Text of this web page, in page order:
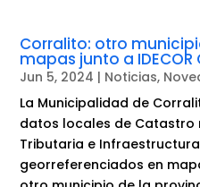
Corralito: otro
mapas junto a
Jun 5, 2024 | Noticias,
La Municipalidad de
datos locales de Catastro
Tributaria e Infraestructura
georreferenciados en